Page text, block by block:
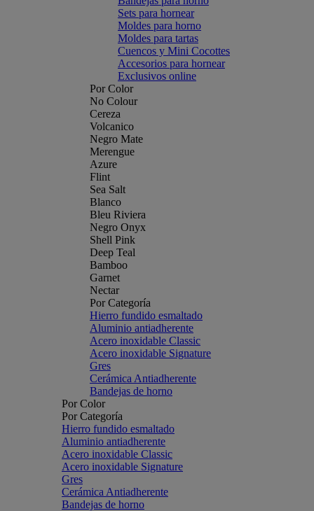
Sets para hornear
Moldes para horno
Moldes para tartas
Cuencos y Mini Cocottes
Accesorios para hornear
Exclusivos online
Por Color
No Colour
Cereza
Volcanico
Negro Mate
Merengue
Azure
Flint
Sea Salt
Blanco
Bleu Riviera
Negro Onyx
Shell Pink
Deep Teal
Bamboo
Garnet
Nectar
Por Categoría
Hierro fundido esmaltado
Aluminio antiadherente
Acero inoxidable Classic
Acero inoxidable Signature
Gres
Cerámica Antiadherente
Bandejas de horno
Por Color
Por Categoría
Hierro fundido esmaltado
Aluminio antiadherente
Acero inoxidable Classic
Acero inoxidable Signature
Gres
Cerámica Antiadherente
Bandejas de horno